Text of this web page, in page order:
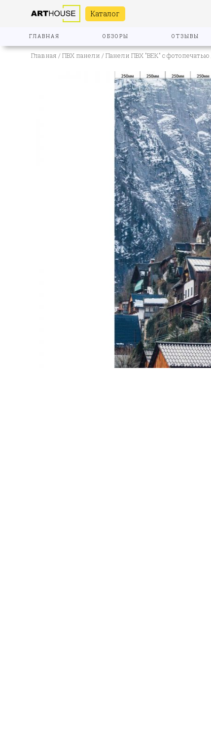
Каталог
ГЛАВНАЯ ОБЗОРЫ ОТЗЫВЫ
Главная /ПВХ панели /Панели ПВХ "ВЕК" с фотопечатью